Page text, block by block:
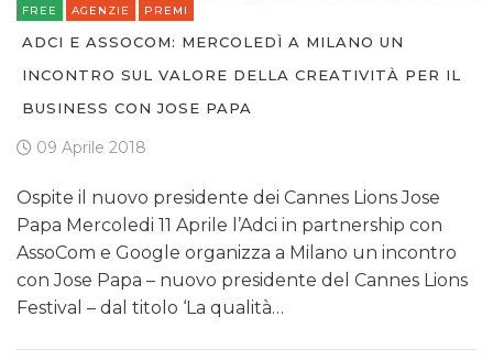
FREE AGENZIE PREMI
ADCI E ASSOCOM: MERCOLEDÌ A MILANO UN
INCONTRO SUL VALORE DELLA CREATIVITÀ PER IL
BUSINESS CON JOSE PAPA
09 Aprile 2018
Ospite il nuovo presidente dei Cannes Lions Jose
Papa Mercoledi 11 Aprile l’Adci in partnership con
AssoCom e Google organizza a Milano un incontro
con Jose Papa – nuovo presidente del Cannes Lions
Festival – dal titolo ‘La qualità…